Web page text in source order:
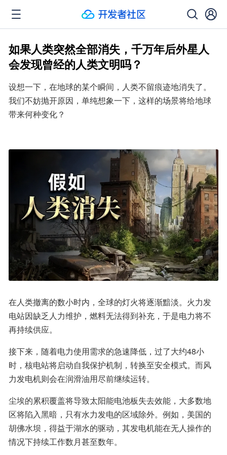
如果人类突然全部消失，千万年后外星人
会发现曾经的人类文明吗？
设想一下，在地球的某个瞬间，人类不留痕迹地消失了。
我们不妨抛开原因，单纯想象一下，这样的场景将给地球
带来何种变化？
在人类撤离的数小时内，全球的灯火将逐渐黯淡。火力发
电站因缺乏人力维护，燃料无法得到补充，于是电力将不
再持续供应。
接下来，随着电力使用需求的急速降低，过了大约48小
时，核电站将启动自我保护机制，转换至安全模式。而风
力发电机则会在润滑油用尽前继续运转。
尘埃的累积覆盖将导致太阳能电池板失去效能，大多数地
区将陷入黑暗，只有水力发电的区域除外。例如，美国的
胡佛水坝，得益于湖水的驱动，其发电机能在无人操作的
情况下持续工作数月甚至数年。